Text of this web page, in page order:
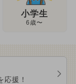
小学生
6歳〜
応援！